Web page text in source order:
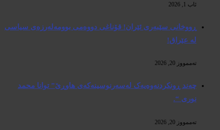
ئاب 1, 2026
ڕووخانی سێبەری ئێران! قۆناغی دووەمی بوومەلەرزەی سیاسی
لە عێراق!
تەممووز 20, 2026
چەند ڕونکردنەوەیەک لەسەرنوسینەکەی هاوڕێ” توانا محمد
نوری “.
تەممووز 20, 2026